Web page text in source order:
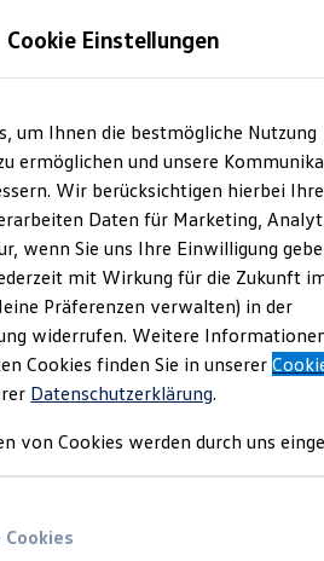
und Gebrauchtwagen
Cookie Einstellungen
um Ihnen die bestmögliche Nutzung
ermöglichen und unsere
Wir berücksichtigen hierbei Ihre
Daten für Marketing,
wenn Sie uns Ihre Einwilligung
mit Wirkung für die Zukunft
Präferenzen verwalten) in der
widerrufen. Weitere
Cookies finden Sie in unserer
Datenschutzerklärung.
von Cookies werden durch uns